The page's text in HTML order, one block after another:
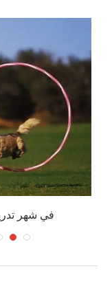
في شهر